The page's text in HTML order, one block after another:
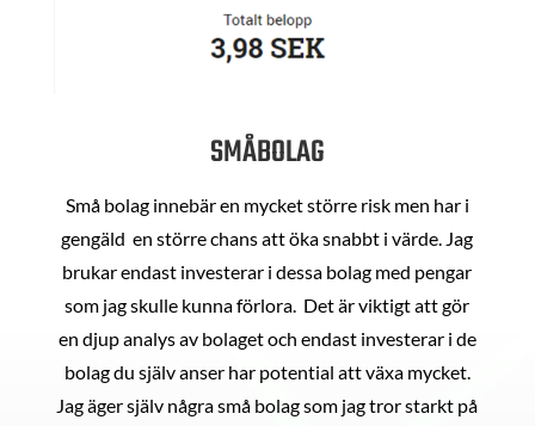
SMÅBOLAG
Små bolag innebär en mycket större risk men har i
gengäld en större chans att öka snabbt i värde. Jag
brukar endast investerar i dessa bolag med pengar
som jag skulle kunna förlora. Det är viktigt att gör
en djup analys av bolaget och endast investerar i de
bolag du själv anser har potential att växa mycket.
Jag äger själv några små bolag som jag tror starkt på